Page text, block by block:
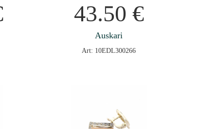
43.50 €
Auskari
Art: 10EDL300266